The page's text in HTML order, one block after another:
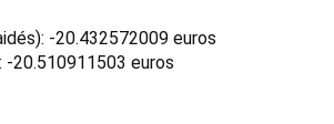
-20.432572009 euros
20.510911503 euros